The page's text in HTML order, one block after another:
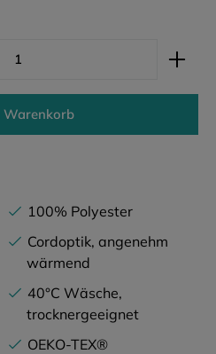
gewünschten Wert ein
Warenkorb
100% Polyester
Cordoptik, angenehm
wärmend
40°C Wäsche,
trocknergeeignet
OEKO-TEX®